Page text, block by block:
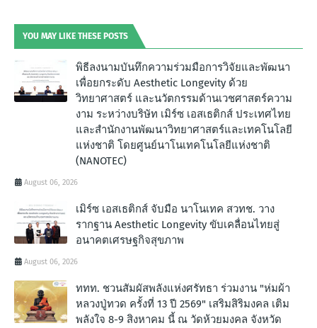
YOU MAY LIKE THESE POSTS
พิธีลงนามบันทึกความร่วมมือการวิจัยและพัฒนา
เพื่อยกระดับ Aesthetic Longevity ด้วย
วิทยาศาสตร์ และนวัตกรรมด้านเวชศาสตร์ความ
งาม ระหว่างบริษัท เมิร์ซ เอสเธติกส์ ประเทศไทย
และสำนักงานพัฒนาวิทยาศาสตร์และเทคโนโลยี
แห่งชาติ โดยศูนย์นาโนเทคโนโลยีแห่งชาติ
(NANOTEC)
August 06, 2026
เมิร์ซ เอสเธติกส์ จับมือ นาโนเทค สวทช. วาง
รากฐาน Aesthetic Longevity ขับเคลื่อนไทยสู่
อนาคตเศรษฐกิจสุขภาพ
August 06, 2026
ททท. ชวนสัมผัสพลังแห่งศรัทธา ร่วมงาน "ห่มผ้า
หลวงปู่ทวด ครั้งที่ 13 ปี 2569" เสริมสิริมงคล เติม
พลังใจ 8-9 สิงหาคม นี้ ณ วัดห้วยมงคล จังหวัด